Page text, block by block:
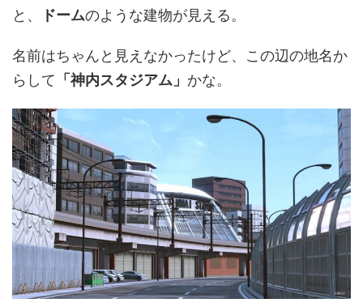
と、
ドームのような建物が見える。
名前はちゃんと見えなかったけど、この辺の地名か
らして 「神内スタジアム」 かな。